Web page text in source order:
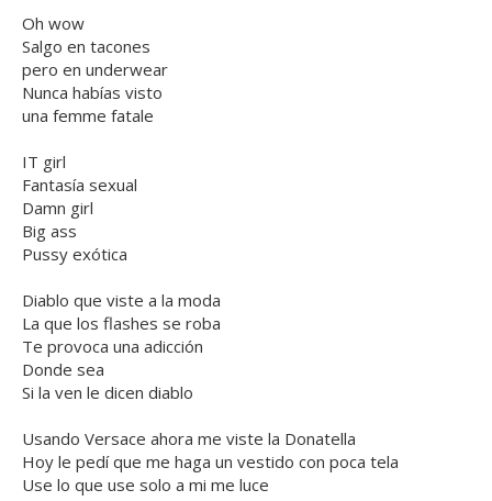
Oh wow
Salgo en tacones
pero en underwear
Nunca habías visto
una femme fatale
IT girl
Fantasía sexual
Damn girl
Big ass
Pussy exótica
Diablo que viste a la moda
La que los flashes se roba
Te provoca una adicción
Donde sea
Si la ven le dicen diablo
Usando Versace ahora me viste la Donatella
Hoy le pedí que me haga un vestido con poca tela
Use lo que use solo a mi me luce